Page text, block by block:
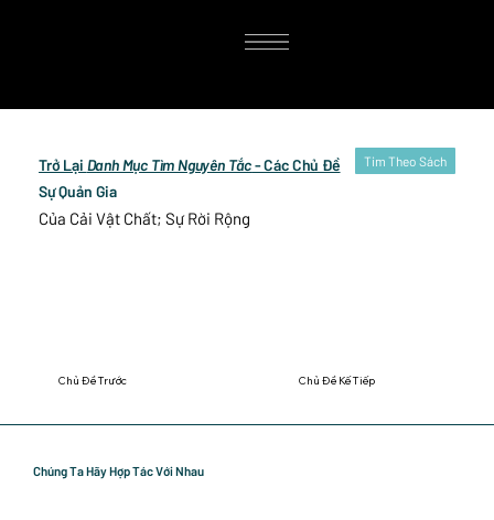
Chủ Đề Trước Chủ Đề Kế Tiếp
Tim Theo Sách
Trở Lại Danh Mục Tìm Nguyên Tắc- Các Chủ Đề
Sự Quản Gia
Của Cải Vật Chất; Sự Rời Rộng
Chúng Ta Hãy Hợp Tác Với Nhau